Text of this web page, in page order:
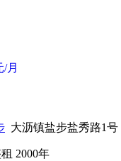
大沥镇盐步盐秀路1号
2000年